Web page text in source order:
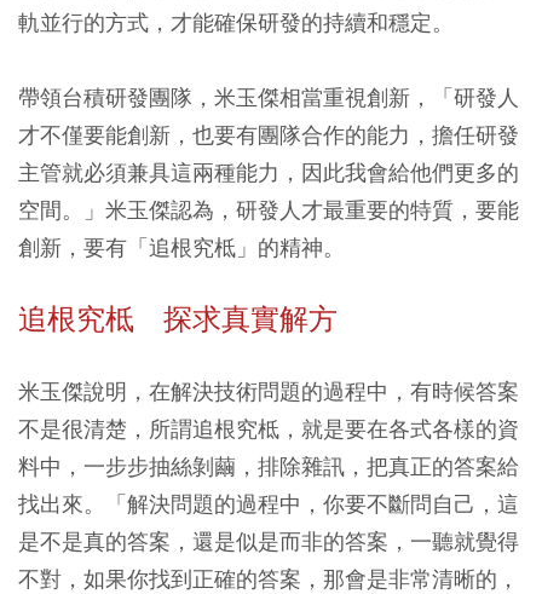
軌並行的方式，才能確保研發的持續和穩定。
帶領台積研發團隊，米玉傑相當重視創新，「研發人
才不僅要能創新，也要有團隊合作的能力，擔任研發
主管就必須兼具這兩種能力，因此我會給他們更多的
空間。」米玉傑認為，研發人才最重要的特質，要能
創新，要有「追根究柢」的精神。
追根究柢 探求真實解方
米玉傑說明，在解決技術問題的過程中，有時候答案
不是很清楚，所謂追根究柢，就是要在各式各樣的資
料中，一步步抽絲剝繭，排除雜訊，把真正的答案給
找出來。「解決問題的過程中，你要不斷問自己，這
是不是真的答案，還是似是而非的答案，一聽就覺得
不對，如果你找到正確的答案，那會是非常清晰的，